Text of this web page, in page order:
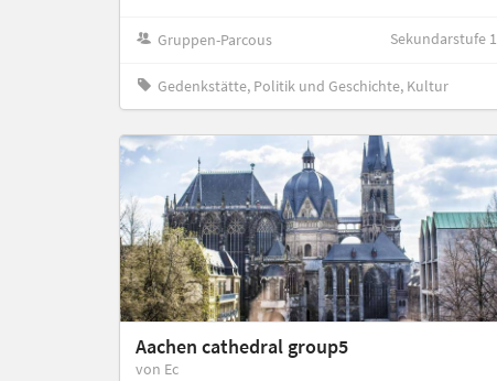
Gruppen-Parcous Sekundarstufe 1
Gedenkstätte, Politik und Geschichte, Kultur
Aachen cathedral group5
von Ec